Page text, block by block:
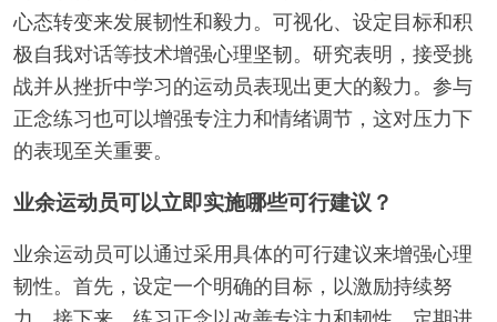
运动员可以通过保持成长心态和设定现实目标来避免
韧性旅程中的常见陷阱。强调自我反思有助于识别改
进领域。建立支持网络增强动力和责任感。此外，练
习压力管理技巧可以防止精疲力竭，促进心理韧性。
哪些专家见解可以改善运动员的心理韧性？
为了改善运动员的心理韧性，专注于通过持续练习和
心态转变来发展韧性和毅力。可视化、设定目标和积
极自我对话等技术增强心理坚韧。研究表明，接受挑
战并从挫折中学习的运动员表现出更大的毅力。参与